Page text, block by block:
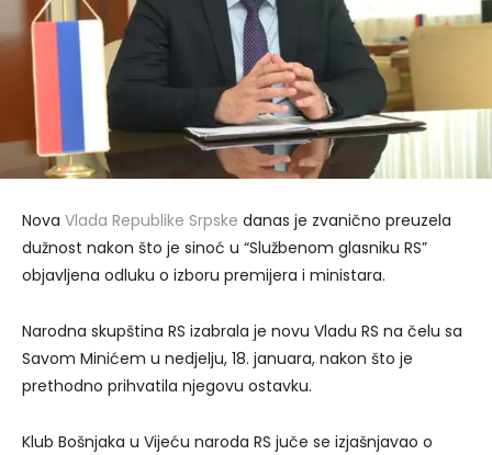
Nova Vlada Republike Srpske danas je zvanično preuzela
dužnost nakon što je sinoć u “Službenom glasniku RS”
objavljena odluku o izboru premijera i ministara.
Narodna skupština RS izabrala je novu Vladu RS na čelu sa
Savom Minićem u nedjelju, 18. januara, nakon što je
prethodno prihvatila njegovu ostavku.
Klub Bošnjaka u Vijeću naroda RS juče se izjašnjavao o